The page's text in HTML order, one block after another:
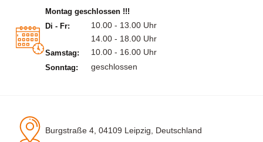
Montag geschlossen !!!
Di - Fr:
10.00 - 13.00 Uhr
14.00 - 18.00 Uhr
Samstag: 10.00 - 16.00 Uhr
Sonntag: geschlossen
Burgstraße 4, 04109 Leipzig, Deutschland